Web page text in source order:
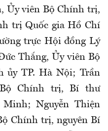
Ủy viên Bộ Chính trị,
trị Quốc gia Hồ Chí
trực Hội đồng Lý
Thắng, Ủy viên Bộ
ủy TP. Hà Nội; Trần
Chính trị, Bí thư
Nguyễn Thiện
Chính trị, nguyên Bí